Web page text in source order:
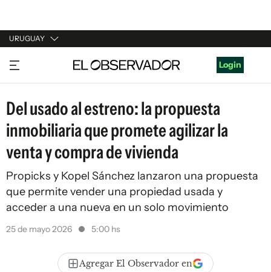
URUGUAY
URUGUAY
ARGENTINA
ESPAÑA
ESTADOS UNIDOS
Login
Del usado al estreno: la propuesta
inmobiliaria que promete agilizar la
venta y compra de vivienda
Propicks y Kopel Sánchez lanzaron una propuesta
que permite vender una propiedad usada y
acceder a una nueva en un solo movimiento
25 de mayo 2026 5:00 hs
Agregar El Observador en